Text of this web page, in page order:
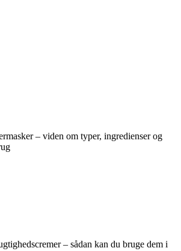
– viden om typer, ingredienser og
– sådan kan du bruge dem i